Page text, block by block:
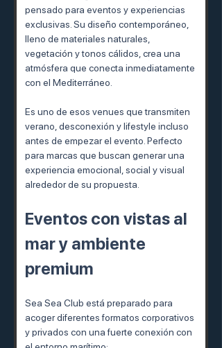
pensado para eventos y experiencias
exclusivas. Su diseño contemporáneo,
lleno de materiales naturales,
vegetación y tonos cálidos, crea una
atmósfera que conecta inmediatamente
con el Mediterráneo.
Es uno de esos venues que transmiten
verano, desconexión y lifestyle incluso
antes de empezar el evento. Perfecto
para marcas que buscan generar una
experiencia emocional, social y visual
alrededor de su propuesta.
Eventos con vistas al
mar y ambiente
premium
Sea Sea Club está preparado para
acoger diferentes formatos corporativos
y privados con una fuerte conexión con